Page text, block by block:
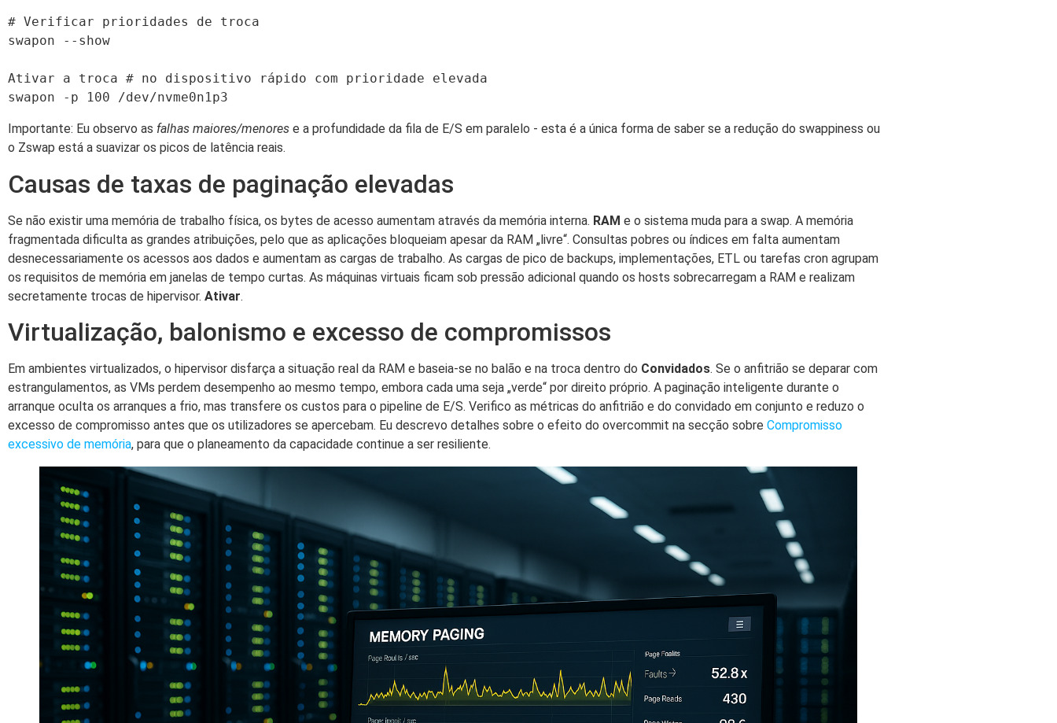
# Verificar prioridades de troca
swapon --show
Ativar a troca # no dispositivo rápido com prioridade elevada
Importante: Eu observo as falhas maiores/menores e a profundidade da fila de E/S em paralelo - esta é a única forma de saber se a redução do swappiness ou
o Zswap está a suavizar os picos de latência reais.
Causas de taxas de paginação elevadas
Se não existir uma memória de trabalho física, os bytes de acesso aumentam através da memória interna. RAM e o sistema muda para a swap. A memória
fragmentada dificulta as grandes atribuições, pelo que as aplicações bloqueiam apesar da RAM „livre“. Consultas pobres ou índices em falta aumentam
desnecessariamente os acessos aos dados e aumentam as cargas de trabalho. As cargas de pico de backups, implementações, ETL ou tarefas cron agrupam
os requisitos de memória em janelas de tempo curtas. As máquinas virtuais ficam sob pressão adicional quando os hosts sobrecarregam a RAM e realizam
secretamente trocas de hipervisor. Ativar.
Virtualização, balonismo e excesso de compromissos
Em ambientes virtualizados, o hipervisor disfarça a situação real da RAM e baseia-se no balão e na troca dentro do Convidados. Se o anfitrião se deparar com
estrangulamentos, as VMs perdem desempenho ao mesmo tempo, embora cada uma seja „verde“ por direito próprio. A paginação inteligente durante o
arranque oculta os arranques a frio, mas transfere os custos para o pipeline de E/S. Verifico as métricas do anfitrião e do convidado em conjunto e reduzo o
excesso de compromisso antes que os utilizadores se apercebam. Eu descrevo detalhes sobre o efeito do overcommit na secção sobre Compromisso
excessivo de memória, para que o planeamento da capacidade continue a ser resiliente.